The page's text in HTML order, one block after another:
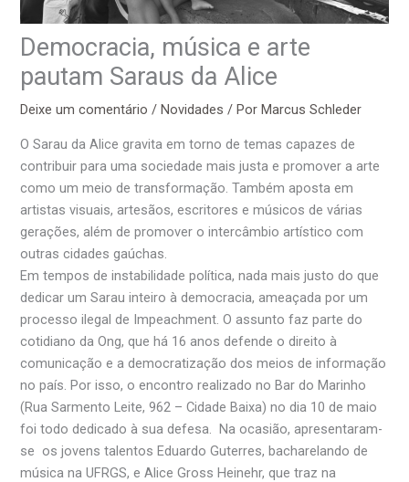
Democracia, música e arte
pautam Saraus da Alice
Deixe um comentário /Novidades / PorMarcus Schleder
O Sarau da Alice gravita em torno de temas capazes de
contribuir para uma sociedade mais justa e promover a arte
como um meio de transformação. Também aposta em
artistas visuais, artesãos, escritores e músicos de várias
gerações, além de promover o intercâmbio artístico com
outras cidades gaúchas.
Em tempos de instabilidade política, nada mais justo do que
dedicar um Sarau inteiro à democracia, ameaçada por um
processo ilegal de Impeachment. O assunto faz parte do
cotidiano da Ong, que há 16 anos defende o direito à
comunicação e a democratização dos meios de informação
no país. Por isso, o encontro realizado no Bar do Marinho
(Rua Sarmento Leite, 962 – Cidade Baixa) no dia 10 de maio
foi todo dedicado à sua defesa. Na ocasião, apresentaram-
se os jovens talentos Eduardo Guterres, bacharelando de
música na UFRGS, e Alice Gross Heinehr, que traz na